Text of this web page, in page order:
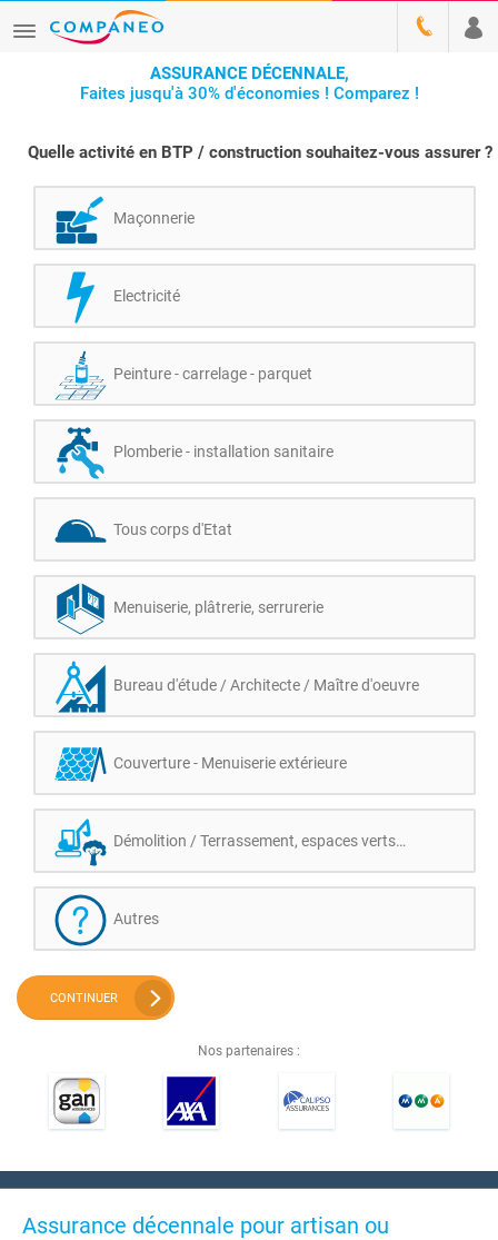
ASSURANCE DÉCENNALE,
Faites jusqu'à 30% d'économies ! Comparez !
Quelle activité en BTP / construction souhaitez-vous assurer ?
Maçonnerie
Electricité
Peinture - carrelage - parquet
Plomberie - installation sanitaire
Tous corps d'Etat
Menuiserie, plâtrerie, serrurerie
Bureau d'étude / Architecte / Maître d'oeuvre
Couverture - Menuiserie extérieure
Démolition / Terrassement, espaces verts…
Autres
CONTINUER
Nos partenaires :
Assurance décennale pour artisan ou